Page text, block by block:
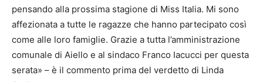
pensando alla prossima stagione di Miss Italia. Mi sono
affezionata a tutte le ragazze che hanno partecipato così
come alle loro famiglie. Grazie a tutta l’amministrazione
comunale di Aiello e al sindaco Franco Iacucci per questa
serata» – è il commento prima del verdetto di Linda